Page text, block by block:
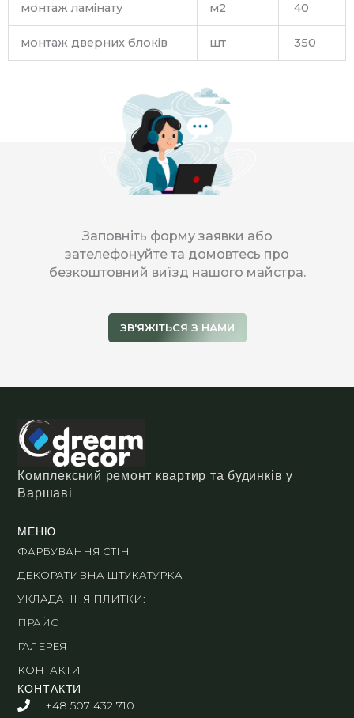
монтаж ламінату м2 40
монтаж дверних блоків шт 350
Заповніть форму заявки або
зателефонуйте та домовтесь про
безкоштовний виїзд нашого майстра.
ЗВ'ЯЖІТЬСЯ З НАМИ
Комплексний ремонт квартир та будинків у
Варшаві
МЕНЮ
ФАРБУВАННЯ СТІН
ДЕКОРАТИВНА ШТУКАТУРКА
УКЛАДАННЯ ПЛИТКИ:
ПРАЙС
ГАЛЕРЕЯ
КОНТАКТИ
КОНТАКТИ
+48 507 432 710